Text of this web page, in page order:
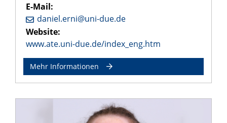
E-Mail:
daniel.erni@uni-due.de
Website:
www.ate.uni-due.de/index_eng.htm
Mehr Informationen